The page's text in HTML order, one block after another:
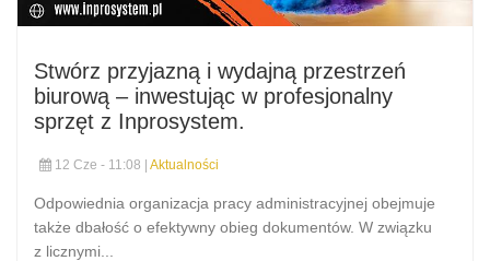
Stwórz przyjazną i wydajną przestrzeń
biurową – inwestując w profesjonalny
sprzęt z Inprosystem.
12 Cze - 11:08 | Aktualności
Odpowiednia organizacja pracy administracyjnej obejmuje
także dbałość o efektywny obieg dokumentów. W związku
z licznymi...